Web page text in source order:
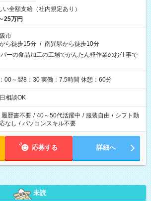
い全額支給（社内規定あり）
25万円
市
ら徒歩15分 / 南巽駅から徒歩10分
ーの食品加工の工場でかんたん軽作業のお仕事で
00～翌8：30 実働：7.5時間 休憩：60分
相談OK
履歴書不要 / 40～50代活躍中 / 服装自由 / シフト勤
なし / パソコンスキル不要
応募する 詳細へ
未読